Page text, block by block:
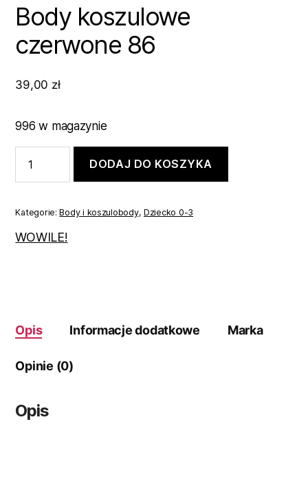
Body koszulowe
czerwone 86
39,00 zł
996 w magazynie
Body
koszulowe
86
DODAJ DO KOSZYKA
Kategorie:Body i koszulobody,Dziecko 0-3
WOWILE!
Opis Informacje dodatkowe Marka
Opinie (0)
Opis